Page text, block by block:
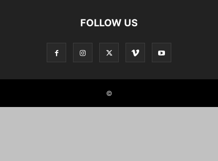
FOLLOW US
©